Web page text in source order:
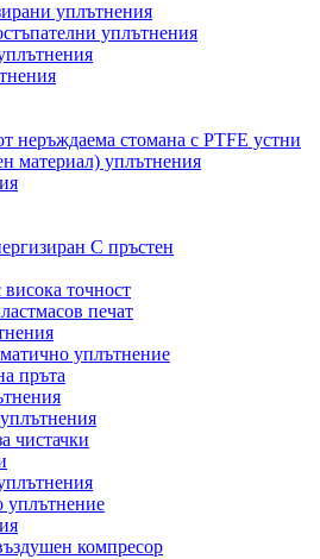
уплътнения
уплътнения
неръждаема стомана с PTFE устни
материал) уплътнения
C пръстен
точност
печат
уплътнение
пръта
чистачки
уплътнение
компресор